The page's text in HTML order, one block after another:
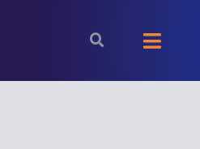
Toggle